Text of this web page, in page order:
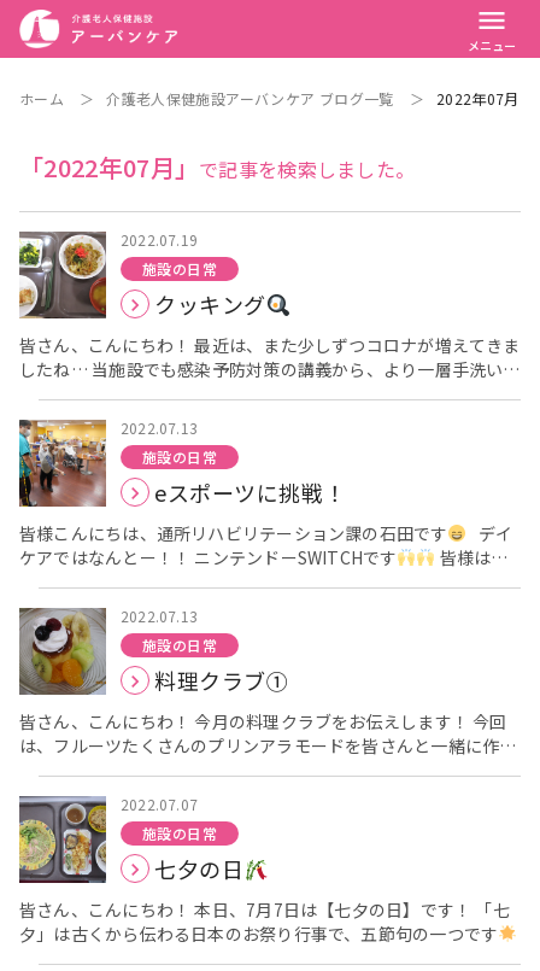
menu
メニュー
ホーム ＞ 介護老人保健施設アーバンケア ブログ一覧 ＞ 2022年07月
「2022年07月」 で記事を検索しました。
2022.07.19
施設の日常
クッキング
皆さん、こんにちわ！ 最近は、また少しずつコロナが増えてきま
したね… 当施設でも感染予防対策の講義から、より一層手洗いう
がい、アルコール消毒を中心に対策を行っています。 ７月１４日
（木）は、３階フロアでクッキングがありました！ 今回は先月同
様に【焼きそば】をフロアのご利用者様に召し上がっていただき
ました
施設栄養士が皆さんの目の前でお肉、野菜、麺を炒め
ていきます！ 美味しい匂いがフロアに漂い、「早く食べたいな～
」とニコニコして見に来てくださるご利用者様もいらっしゃい
ました！ お昼の時間には出来上がりホクホクの焼きそばを提供す
ることができました！ お食事されている様子をカメラで撮らせて
いただきました！ 皆さん、美味しかったのかペロリと召し上がら
れ、皆さんを撮るには間に合わず、、、
クッキングを行いますので、お待ちください！ そして、、、 今
月はフロア職員が企画してくださった【バーベキュー】も予定し
ています
これからも、食を通じた行事でもご利用者様に施
設で楽しんでいただけるよう考えていきます
ログも楽しみにお待ちください！ 栄養課 岡本
2022.07.13
施設の日常
eスポーツに挑戦！
皆様こんにちは、通所リハビリテーション課の石田です
デイ
ケアではなんとー！！ ニンテンドーSWITCHです
皆様は「e
スポーツ」ってご存じですか？？ 正式名称は、エレクトロニッ
ク・スポーツというそうです
ューターゲームで得点や勝ち負けを競い合う
く、 オリンピックの競技になるかも！？と話題にもなりましたよ
ね
楽しんでいただけるか、最初は少し心配だったのですが…
職員からの説明を受けて・・・・・ 「ここ押すんやな？？」 と
確認中です・・・・ 「よいしょー！」 「ナン・マイ・ダーーー
ー！！」 「あああああああああああーーーーー！！！」
・・・・・すっごい盛り上がってる
この日はボウリングでし
たが、他にも沢山ゲームの種類があり リハビリや体操の合間にど
んどんさせて頂こうと思っています！ これからもまたゲームで
楽しまれているご様子をお届けしたいと思います
2022.07.13
施設の日常
料理クラブ①
皆さん、こんにちわ！ 今月の料理クラブをお伝えします！ 今回
は、フルーツたくさんのプリンアラモードを皆さんと一緒に作り
ました！ ご利用者様方が昔に通われており馴染みのある喫茶店
は、 今では若者の間でも流行っています☆彡 喫茶店にはコーヒ
ーやメロンソーダ、 喫茶ならではの美味しい食べ物がたくさんあ
りますね
では、皆さんが作っているご様子をお届けします～
☆彡 各フロアで実施しましたが、どのフロアも参加してくださる
方多く、 作業も意欲的に「私もやりたい！」と手伝ってください
ました！ まずは、フルーツをカットしていただきます。 プリン
をお皿に移して頂き、一人分ずつに分けたフルーツを盛り付けて
いただきます。 最後はプリンの上にホイップを乗せ、ベリーを飾
2022.07.07
施設の日常
七夕の日
皆さん、こんにちわ！ 本日、7月7日は【七夕の日】です！ 「七
夕」は古くから伝わる日本のお祭り行事で、五節句の一つです
五節句はもともと、季節の旬の植物を食べることで、邪気を祓う